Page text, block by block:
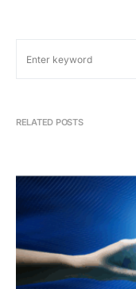
RELATED POSTS